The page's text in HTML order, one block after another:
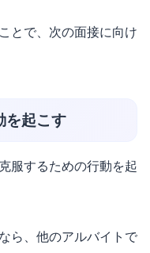
とで、次の面接に向け
を起こす
服するための行動を起
ら、他のアルバイトで